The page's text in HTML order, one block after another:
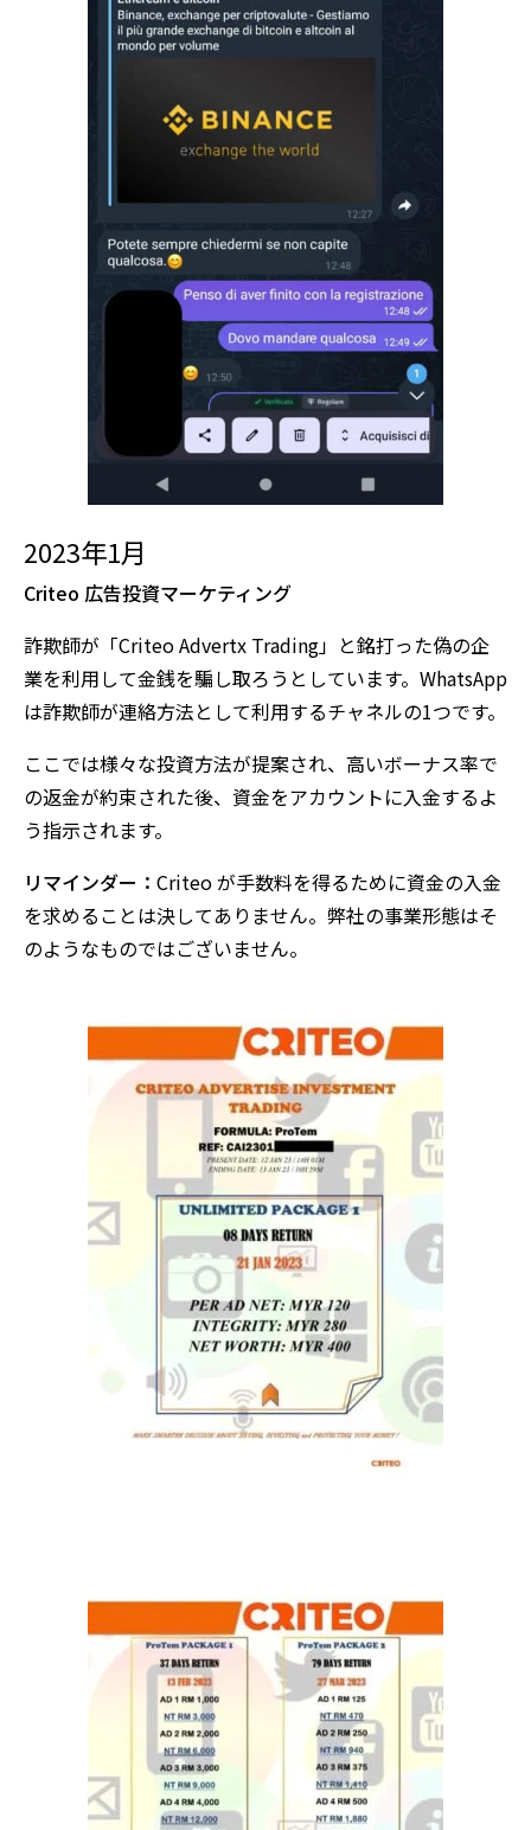
2023年1月
Criteo 広告投資マーケティング
詐欺師が「Criteo Advertx Trading」と銘打った偽の企
業を利用して金銭を騙し取ろうとしています。WhatsApp
は詐欺師が連絡方法として利用するチャネルの1つです。
ここでは様々な投資方法が提案され、高いボーナス率で
の返金が約束された後、資金をアカウントに入金するよ
う指示されます。
リマインダー： Criteo が手数料を得るために資金の入金
を求めることは決してありません。弊社の事業形態はそ
のようなものではございません。